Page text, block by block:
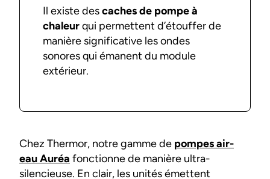
Il existe descaches de pompe à
chaleurqui permettent d’étouffer de
manière significative les ondes
sonores qui émanent du module
extérieur.
Chez Thermor, notre gamme de pompes air-
eau Auréa fonctionne de manière ultra-
silencieuse. En clair, les unités émettent